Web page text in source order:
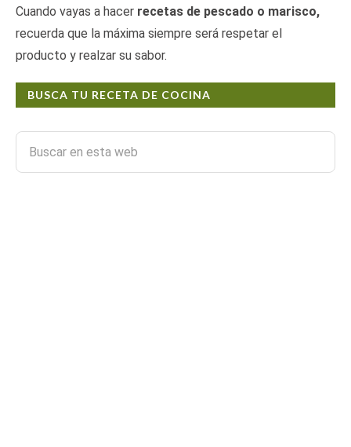
Cuando vayas a hacer recetas de pescado o marisco,
recuerda que la máxima siempre será respetar el
producto y realzar su sabor.
BUSCA TU RECETA DE COCINA